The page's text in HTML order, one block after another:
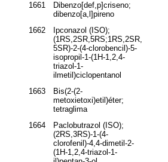
1661
Dibenzo[def,p]criseno;
dibenzo[a,l ]pireno
1662
Ipconazol (ISO);
(1RS,2SR,5RS;1RS,2SR,
5SR)-2-(4-clorobencil)-5-
isopropil-1-(1H-1,2,4-
triazol-1-
ilmetil)ciclopentanol
1663
Bis(2-(2-
metoxietoxi)etil)éter;
tetraglima
1664
Paclobutrazol (ISO);
(2RS,3RS)-1-(4-
clorofenil)-4,4-dimetil-2-
(1H-1,2,4-triazol-1-